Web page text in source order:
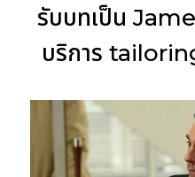
รับบทเป็น
บริการ